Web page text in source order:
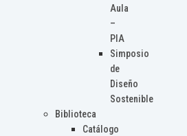
Aula
–
PIA
Simposio
de
Diseño
Sostenible
Biblioteca
Catálogo